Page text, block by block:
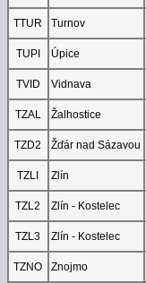
TTUR
Turnov
TUPI
Úpice
TVID
Vidnava
TZAL
Žalhostice
TZD2
Žďár nad Sázavou
TZLI
Zlín
TZL2
Zlín - Kostelec
TZL3
Zlín - Kostelec
TZNO
Znojmo